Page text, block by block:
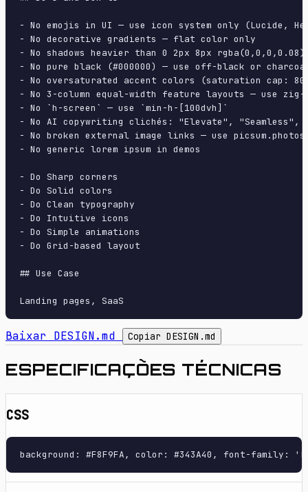
- No emojis in UI — use icon system only (Lucide,
- No decorative gradients — flat color only
- No shadows heavier than 0 2px 8px rgba(0,0,0,0.08)
- No pure black (#000000) — use off-black or
- No oversaturated accent colors (saturation cap:
- No 3-column equal-width feature layouts — use zig-
- No `h-screen` — use `min-h-[100dvh]`
- No AI copywriting clichés: "Elevate", "Seamless",
- No broken external image links — use
- No generic lorem ipsum in demos
- Do Sharp corners
- Do Solid colors
- Do Clean typography
- Do Intuitive icons
- Do Simple animations
- Do Grid-based layout
## Use Case
Baixar DESIGN.md Copiar DESIGN.md
ESPECIFICAÇÕES TÉCNICAS
CSS
background: #F8F9FA, color: #343A40, font-